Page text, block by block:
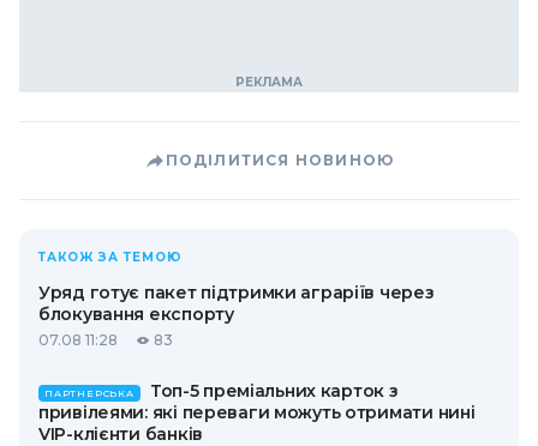
ПОДІЛИТИСЯ НОВИНОЮ
ТАКОЖ ЗА ТЕМОЮ
Уряд готує пакет підтримки аграріїв через
блокування експорту
07.08 11:28 83
ПАРТНЕРСЬКА
Топ-5 преміальних карток з
привілеями: які переваги можуть отримати нині
VIP-клієнти банків